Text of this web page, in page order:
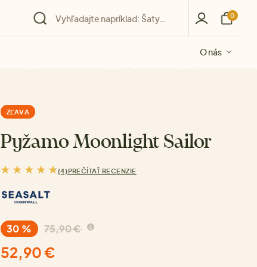
O nás
O nás
O nás
O nás
O nás
0
ZĽAVA
Pyžamo Moonlight Sailor
(4)PREČÍTAŤ RECENZIE
30 % 75,90 €
52,90 €